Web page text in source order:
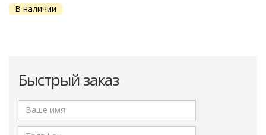
В наличии
Быстрый заказ